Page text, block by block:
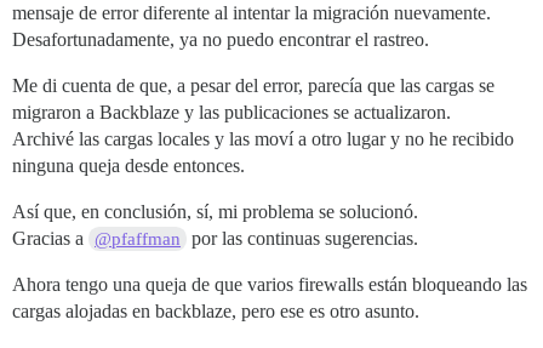
mensaje de error diferente al intentar la migración nuevamente.
Desafortunadamente, ya no puedo encontrar el rastreo.
Me di cuenta de que, a pesar del error, parecía que las cargas se
migraron a Backblaze y las publicaciones se actualizaron.
Archivé las cargas locales y las moví a otro lugar y no he recibido
ninguna queja desde entonces.
Así que, en conclusión, sí, mi problema se solucionó.
Gracias a
@pfaffman por las continuas sugerencias.
Ahora tengo una queja de que varios firewalls están bloqueando las
cargas alojadas en backblaze, pero ese es otro asunto.